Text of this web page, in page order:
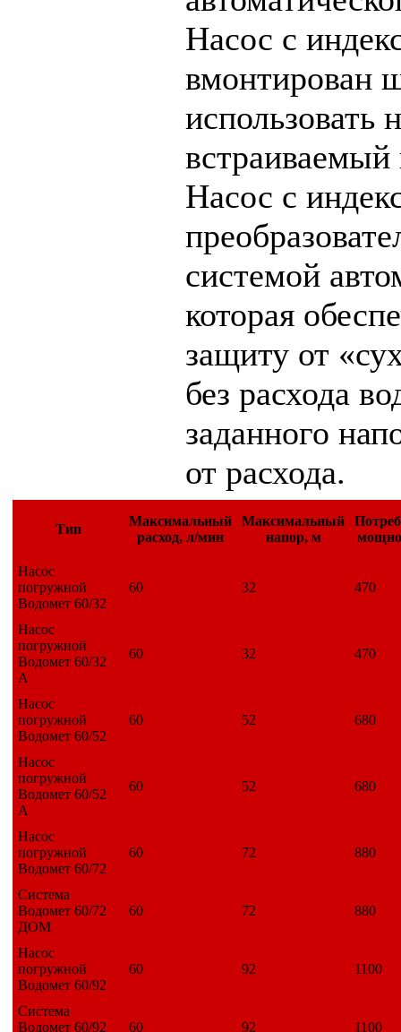
Насос с
вмонтирован
использовать
Насос с
системой
которая
защиту от
без расхода
заданного
от расхода.
Тип
Максимальный
расход, л/мин
Максимальный
напор, м
Насос
погружной
Водомет 60/32
60 32 470
Насос
погружной
Водомет 60/32
А
60 32 470
Насос
погружной
Водомет 60/52
60 52 680
Насос
погружной
Водомет 60/52
А
60 52 680
Насос
погружной
Водомет 60/72
60 72 880
Система
Водомет 60/72
ДОМ
60 72 880
Насос
погружной
Водомет 60/92
60 92 1100
Система
Водомет 60/92
60 92 1100